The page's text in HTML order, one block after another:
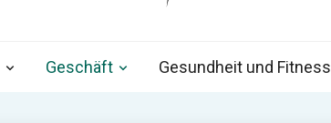
Geschäft Gesundheit und Fitness